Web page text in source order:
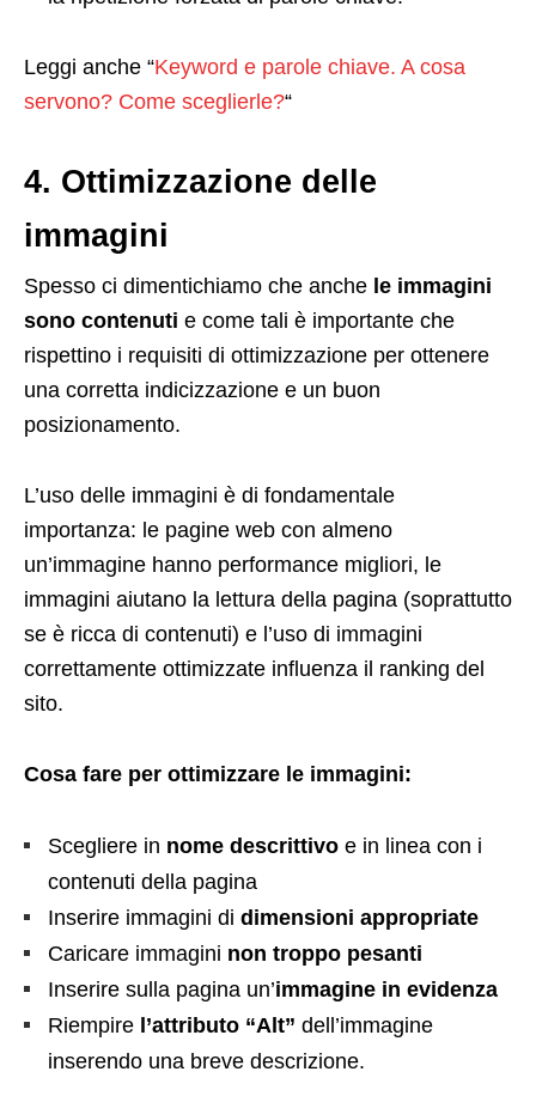
Leggi anche “Keyword e parole chiave. A cosa
servono? Come sceglierle?“
4. Ottimizzazione delle
immagini
Spesso ci dimentichiamo che anche le immagini
sono contenuti e come tali è importante che
rispettino i requisiti di ottimizzazione per ottenere
una corretta indicizzazione e un buon
posizionamento.
L’uso delle immagini è di fondamentale
importanza: le pagine web con almeno
un’immagine hanno performance migliori, le
immagini aiutano la lettura della pagina (soprattutto
se è ricca di contenuti) e l’uso di immagini
correttamente ottimizzate influenza il ranking del
sito.
Cosa fare per ottimizzare le immagini:
Scegliere in nome descrittivo e in linea con i
contenuti della pagina
Inserire immagini di dimensioni appropriate
Caricare immagini non troppo pesanti
Inserire sulla pagina un’immagine in evidenza
Riempire l’attributo “Alt” dell’immagine
inserendo una breve descrizione.